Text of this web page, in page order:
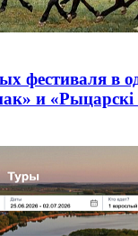
фестиваля в
и «Рыцарскі